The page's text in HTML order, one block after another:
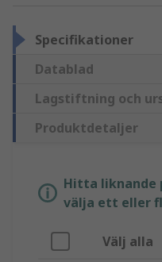
Specifikationer
Datablad
Lagstiftning och
Produktdetaljer
Hitta liknande
välja ett eller
Välj alla